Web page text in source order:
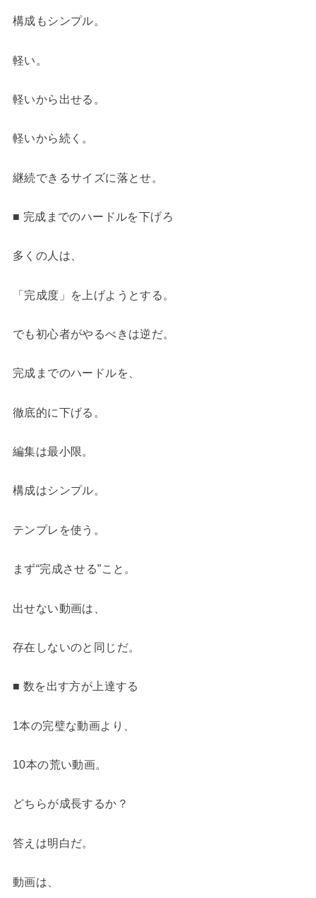
構成もシンプル。
軽い。
軽いから出せる。
軽いから続く。
継続できるサイズに落とせ。
■ 完成までのハードルを下げろ
多くの人は、
「完成度」を上げようとする。
でも初心者がやるべきは逆だ。
完成までのハードルを、
徹底的に下げる。
編集は最小限。
構成はシンプル。
テンプレを使う。
まず“完成させる”こと。
出せない動画は、
存在しないのと同じだ。
■ 数を出す方が上達する
1本の完璧な動画より、
10本の荒い動画。
どちらが成長するか？
答えは明白だ。
動画は、